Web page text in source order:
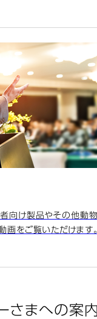
向け製品やその他動
画をご覧いただけます。
さまへの案